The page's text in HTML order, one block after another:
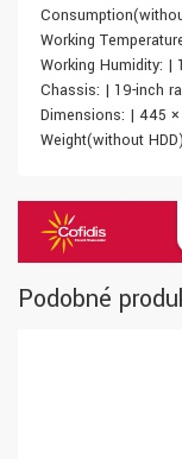
Working
Working Humidity: |
Chassis: | 19-inch
Dimensions: | 445
Weight(without
Podobné